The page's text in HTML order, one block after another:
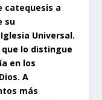
catequesis a
su
Universal.
lo distingue
en los
A
más